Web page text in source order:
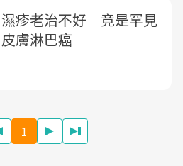
濕疹老治不好 竟是罕見
皮膚淋巴癌
1